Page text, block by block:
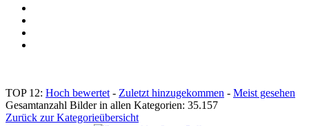
TOP 12: Hoch bewertet - Zuletzt hinzugekommen - Meist gesehen
Gesamtanzahl Bilder in allen Kategorien: 35.157
Zurück zur Kategorieübersicht